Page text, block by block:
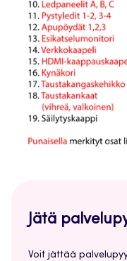
Jätä
Voit jättää